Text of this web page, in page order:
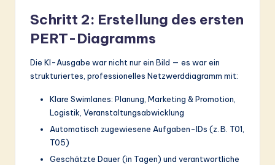
Schritt 2: Erstellung des ersten
PERT-Diagramms
Die KI-Ausgabe war nicht nur ein Bild — es war ein
strukturiertes, professionelles Netzwerddiagramm mit:
Klare Swimlanes: Planung, Marketing & Promotion,
Logistik, Veranstaltungsabwicklung
Automatisch zugewiesene Aufgaben-IDs (z. B. T01,
T05)
Geschätzte Dauer (in Tagen) und verantwortliche